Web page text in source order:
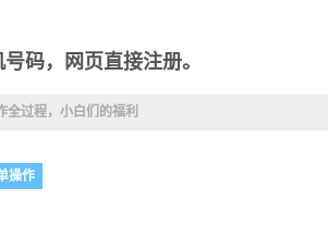
码，网页直接注册。
全过程，小白们的福利
操作